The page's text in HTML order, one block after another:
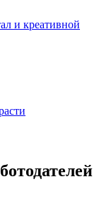
и креативной